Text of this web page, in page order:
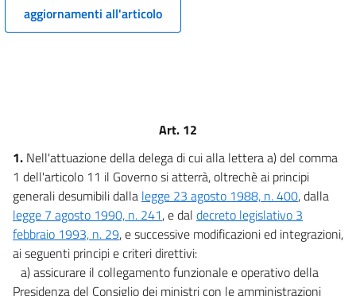
15
20
20 bis
20 ter
CAPO IV
21
22
aggiornamenti all'articolo
Art. 12
1. Nell'attuazione della delega di cui alla lettera a) del comma
1 dell'articolo 11 il Governo si atterrà, oltrechè ai principi
generali desumibili dalla legge 23 agosto 1988, n. 400, dalla
legge 7 agosto 1990, n. 241, e dal decreto legislativo 3
febbraio 1993, n. 29, e successive modificazioni ed integrazioni,
ai seguenti principi e criteri direttivi:
a) assicurare il collegamento funzionale e operativo della
Presidenza del Consiglio dei ministri con le amministrazioni